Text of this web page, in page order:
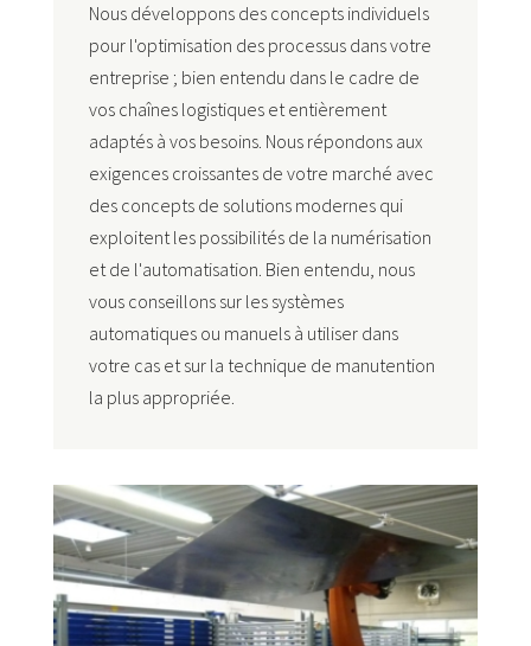
Nous développons des concepts individuels
pour l'optimisation des processus dans votre
entreprise ; bien entendu dans le cadre de
vos chaînes logistiques et entièrement
adaptés à vos besoins. Nous répondons aux
exigences croissantes de votre marché avec
des concepts de solutions modernes qui
exploitent les possibilités de la numérisation
et de l'automatisation. Bien entendu, nous
vous conseillons sur les systèmes
automatiques ou manuels à utiliser dans
votre cas et sur la technique de manutention
la plus appropriée.